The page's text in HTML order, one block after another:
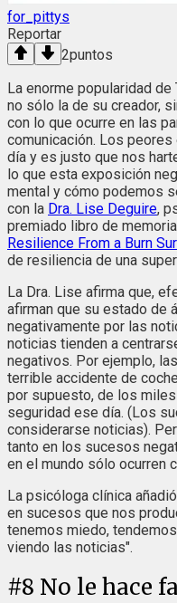
for_pittys
Reportar
2puntos
La enorme popularidad
no sólo la de su creador,
con lo que ocurre en las
comunicación. Los
día y es justo que nos
lo que esta exposición
mental y cómo podemos
con la Dra. Lise Deguire,
premiado libro de
Resilience From a Burn
de resiliencia de una
La Dra. Lise afirma que,
afirman que su estado de
negativamente por las
noticias tienden a
negativos. Por ejemplo,
terrible accidente de
por supuesto, de los
seguridad ese día. (Los
considerarse noticias).
tanto en los sucesos
en el mundo sólo ocurren
La psicóloga clínica
en sucesos que nos
tenemos miedo,
viendo las noticias".
#8 No le hace